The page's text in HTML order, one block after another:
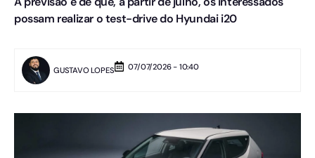
possam realizar o test-drive do Hyundai i20
GUSTAVO LOPES 07/07/2026 - 10:40